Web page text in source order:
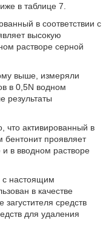
в таблице 7.
в соответствии с
высокую
растворе серной
выше, измеряли
в 0,5N водном
результаты
что активированный в
бентонит проявляет
в вводном растворе
с настоящим
в качестве
загустителя средств
для удаления